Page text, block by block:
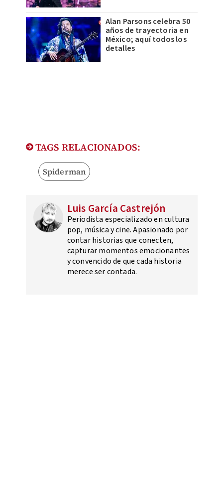
Alan Parsons celebra 50
años de trayectoria en
México; aquí todos los
detalles
TAGS RELACIONADOS:
Spiderman
Luis García Castrejón
Periodista especializado en cultura
pop, música y cine. Apasionado por
contar historias que conecten,
capturar momentos emocionantes
y convencido de que cada historia
merece ser contada.